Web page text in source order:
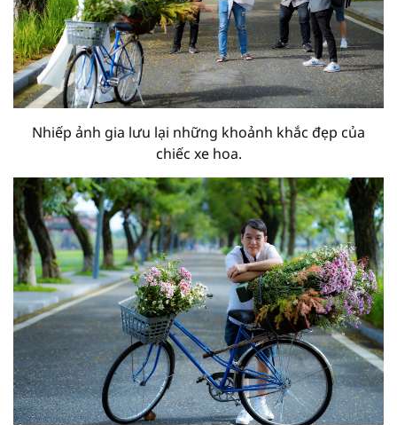
Nhiếp ảnh gia lưu lại những khoảnh khắc đẹp của
chiếc xe hoa.